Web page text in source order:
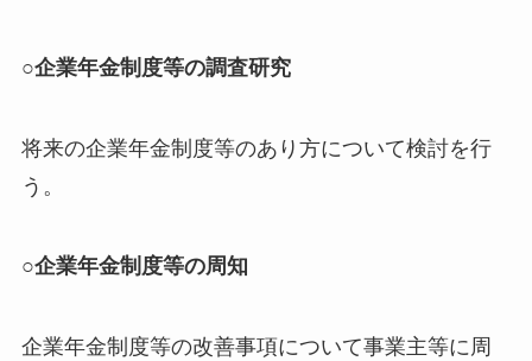
○企業年金制度等の調査研究
将来の企業年金制度等のあり方について検討を行
う。
○企業年金制度等の周知
企業年金制度等の改善事項について事業主等に周